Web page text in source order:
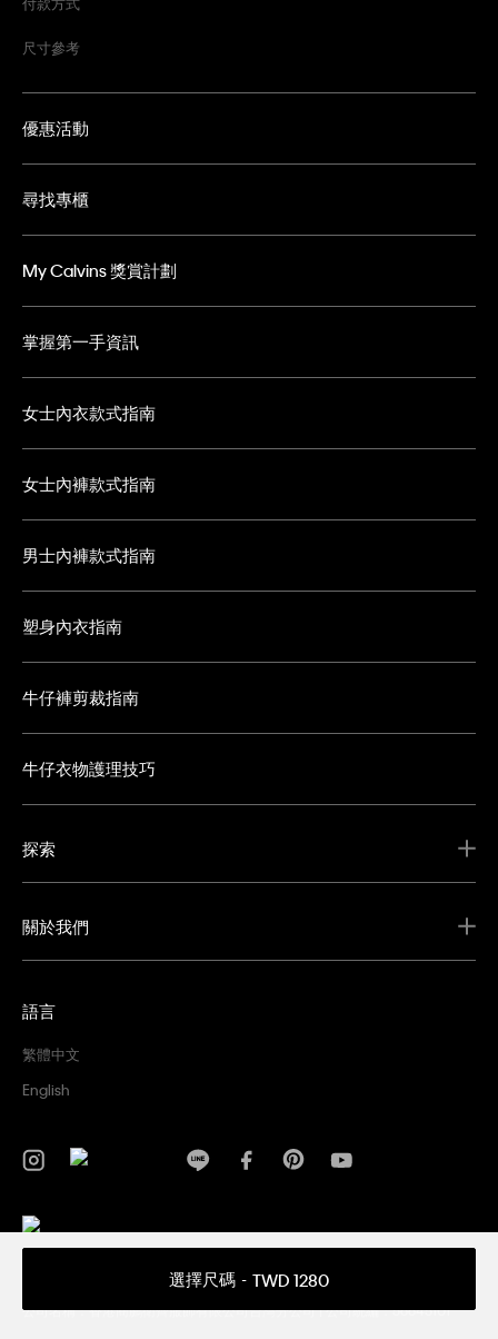
選擇尺碼 TWD 1280
尺寸參考
優惠活動
尋找專櫃
My Calvins 獎賞計劃
掌握第一手資訊
女士內衣款式指南
女士內褲款式指南
男士內褲款式指南
塑身內衣指南
牛仔褲剪裁指南
牛仔衣物護理技巧
探索
關於我們
語言
繁體中文
English
條款及細則
公司名稱：香港商鵬衛齊服飾有限公司台灣分公司 | 公司統編：56645101